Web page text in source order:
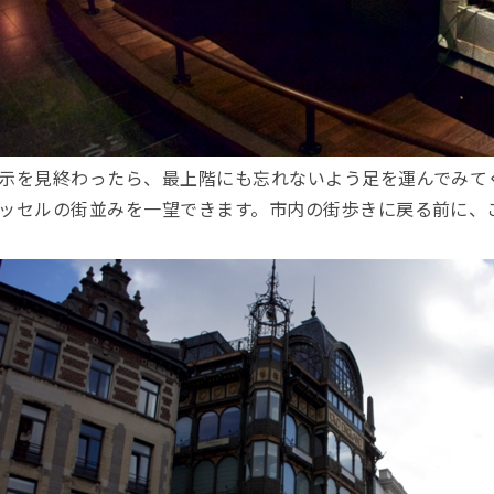
を見終わったら、最上階にも忘れないよう足を運んでみ
セルの街並みを一望できます。市内の街歩きに戻る前に